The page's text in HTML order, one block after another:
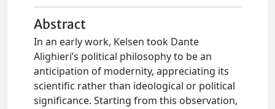
Abstract
In an early work, Kelsen took Dante
Alighieri’s political philosophy to be an
anticipation of modernity, appreciating its
scientific rather than ideological or political
significance. Starting from this observation,